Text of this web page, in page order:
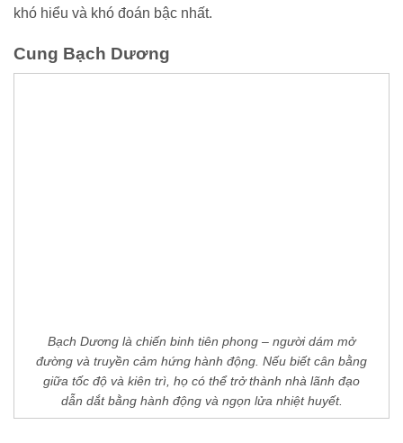
khó hiểu và khó đoán bậc nhất.
Cung Bạch Dương
Bạch Dương là chiến binh tiên phong – người dám mở
đường và truyền cảm hứng hành động. Nếu biết cân bằng
giữa tốc độ và kiên trì, họ có thể trở thành nhà lãnh đạo
dẫn dắt bằng hành động và ngọn lửa nhiệt huyết.